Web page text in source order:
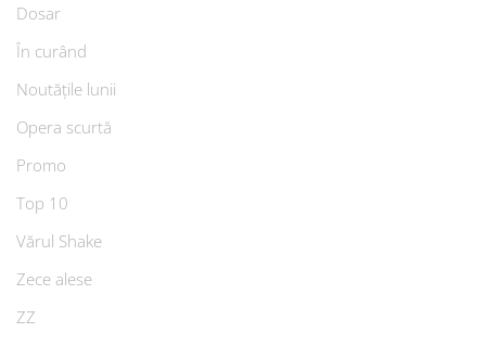
Dosar
În curând
Noutățile lunii
Opera scurtă
Promo
Top 10
Vărul Shake
Zece alese
ZZ